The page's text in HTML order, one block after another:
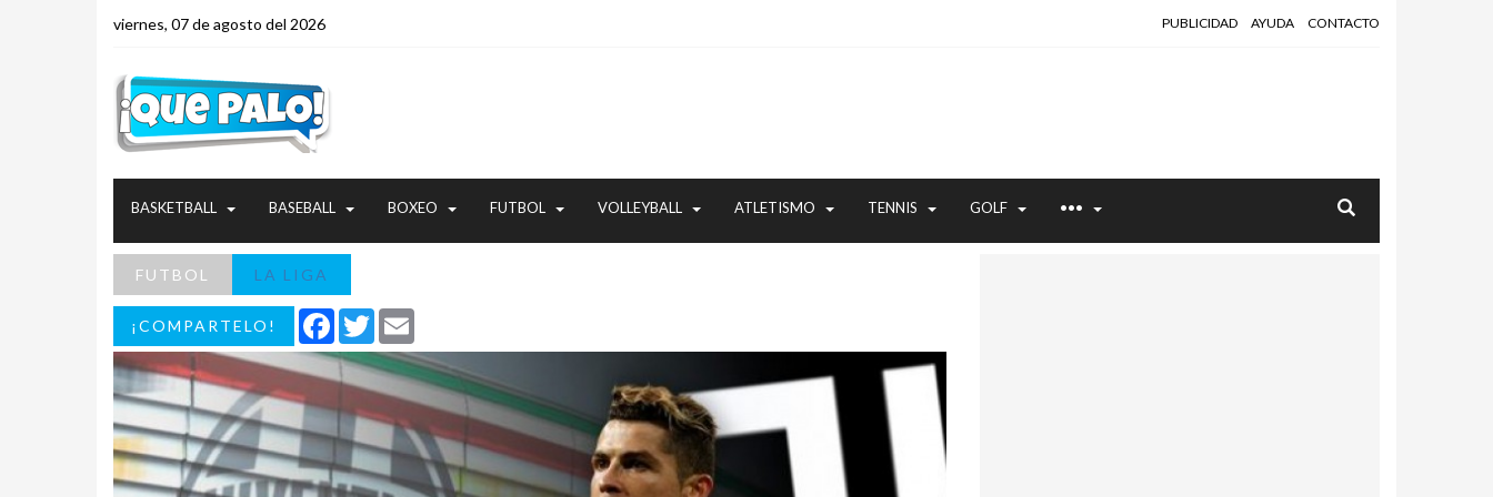
viernes, 07 de agosto del 2026 PUBLICIDAD AYUDA CONTACTO
BASKETBALL BASEBALL BOXEO FUTBOL VOLLEYBALL ATLETISMO TENNIS GOLF •••
FUTBOL LA LIGA
¡COMPARTELO! Facebook
Twitter